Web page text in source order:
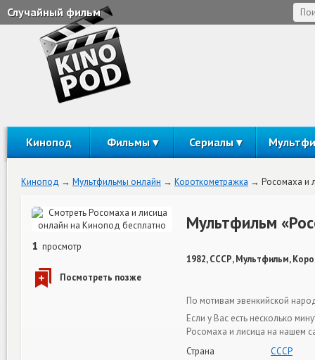
Случайный фильм
Кинопод Фильмы Сериалы
Кинопод Мультфильмы онлайн Короткометражка Росомаха и
1 просмотр
Мультфильм
1982, СССР, Мультфильм,
По мотивам эвенкийской
Если у Вас есть несколько
Росомаха и лисица на нашем
Страна
СССР